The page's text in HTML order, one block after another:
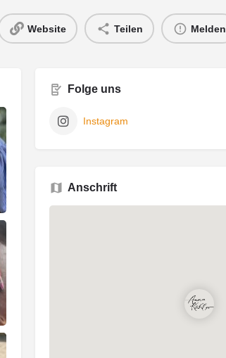
Website Teilen Melden
Folge uns
Instagram
Anschrift